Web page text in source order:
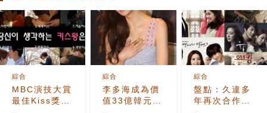
MBC演技大賞
最佳Kiss獎公
綜合
李多海成為價
值33億韓元建
綜合
盤點：久違多
年再次合作的
綜合